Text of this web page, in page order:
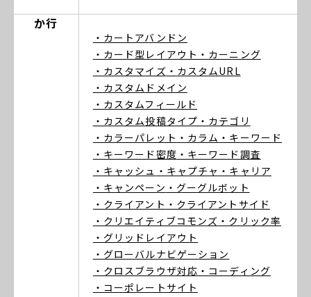
か行
・カートアバンドン
・カード型レイアウト ・カーニング
・カスタマイズ ・カスタムURL
・カスタムドメイン
・カスタムフィールド
・カスタム投稿タイプ ・カテゴリ
・カラーパレット ・カラム ・キーワード
・キーワード密度 ・キーワード調査
・キャッシュ ・キャプチャ ・キャリア
・キャンペーン ・グーグルボット
・クライアント ・クライアントサイド
・クリエイティブコモンズ ・クリック率
・グリッドレイアウト
・グローバルナビゲーション
・クロスブラウザ対応 ・コーディング
・コーポレートサイト